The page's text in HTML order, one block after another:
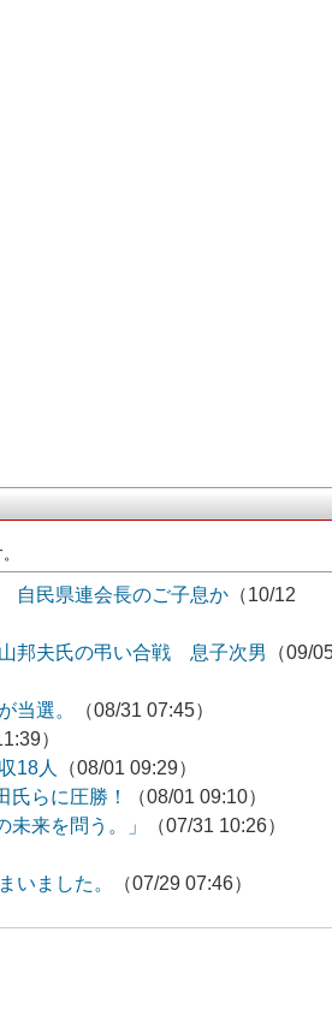
民県連会長のご子息か （10/12
邦夫氏の弔い合戦 息子次男
（09/
当選。
（08/31 07:45）
）
18人
（08/01 09:29）
氏らに圧勝！
（08/01 09:10）
来を問う。」
（07/31 10:26）
いました。
（07/29 07:46）